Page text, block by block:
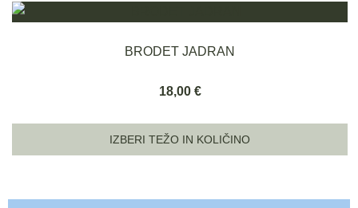
BRODET JADRAN
18,00 €
IZBERI TEŽO IN KOLIČINO